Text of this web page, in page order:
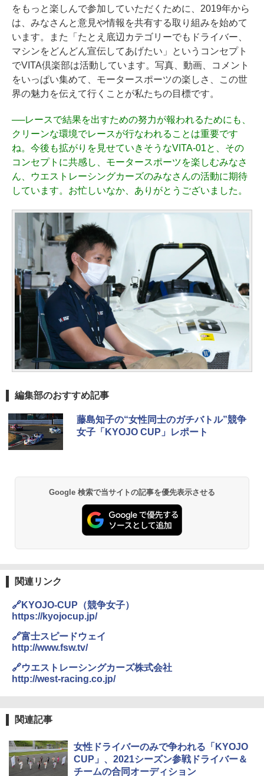
をもっと楽しんで参加していただくために、2019年から
は、みなさんと意見や情報を共有する取り組みを始めて
います。また「たとえ底辺カテゴリーでもドライバー、
マシンをどんどん宣伝してあげたい」というコンセプト
でVITA倶楽部は活動しています。写真、動画、コメント
をいっぱい集めて、モータースポーツの楽しさ、この世
界の魅力を伝えて行くことが私たちの目標です。
──レースで結果を出すための努力が報われるためにも、
クリーンな環境でレースが行なわれることは重要です
ね。今後も拡がりを見せていきそうなVITA-01と、その
コンセプトに共感し、モータースポーツを楽しむみなさ
ん、ウエストレーシングカーズのみなさんの活動に期待
しています。お忙しいなか、ありがとうございました。
編集部のおすすめ記事
藤島知子の“女性同士のガチバトル”競争
女子「KYOJO CUP」レポート
Google 検索で当サイトの記事を優先表示させる
関連リンク
🔗KYOJO-CUP（競争女子）
https://kyojocup.jp/
🔗富士スピードウェイ
http://www.fsw.tv/
🔗ウエストレーシングカーズ株式会社
http://west-racing.co.jp/
関連記事
女性ドライバーのみで争われる「KYOJO
CUP」、2021シーズン参戦ドライバー＆
チームの合同オーディション